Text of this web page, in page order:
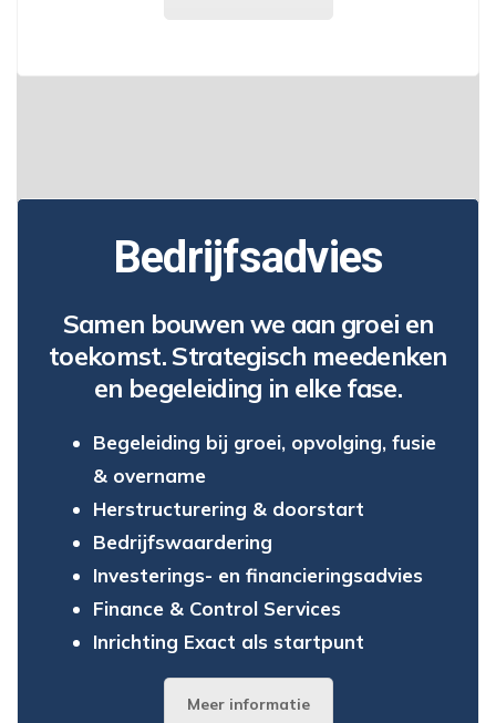
Bedrijfsadvies
Samen bouwen we aan groei en
toekomst. Strategisch meedenken
en begeleiding in elke fase.
Begeleiding bij groei, opvolging, fusie
& overname
Herstructurering & doorstart
Bedrijfswaardering
Investerings- en financieringsadvies
Finance & Control Services
Inrichting Exact als startpunt
Meer informatie